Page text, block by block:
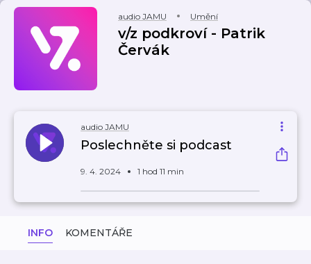
audio JAMU Umění
v/z podkroví - Patrik
Červák
audio JAMU
Poslechněte si podcast
9. 4. 2024 1 hod 11 min
INFO KOMENTÁŘE